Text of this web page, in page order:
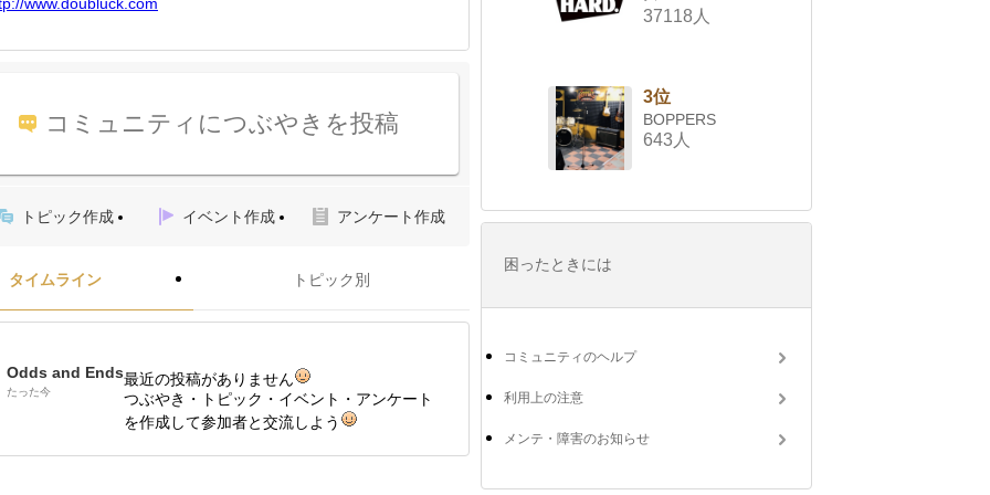
コミュニティにつぶやきを投稿
トピック作成 イベント作成 アンケート作成
タイムライン トピック別
Odds and Ends
たった今
最近の投稿がありません
つぶやき・トピック・イベント・アンケート
を作成して参加者と交流しよう
37118人
3位
BOPPERS
643人
困ったときには
コミュニティのヘルプ
利用上の注意
メンテ・障害のお知らせ